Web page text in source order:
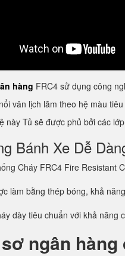
hàng FRC4 sử dụng công
vân lịch lãm theo hệ màu
này Tủ sẽ được phủ bởi các
Bánh Xe Dễ
Cháy FRC4 Fire Resistant
làm bằng thép bóng, khả
dày tiêu chuẩn với khả năng
ngân